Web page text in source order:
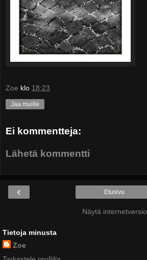
Zoe klo 18:23
Jaa muille
Ei kommentteja:
Lähetä kommentti
‹ Etusivu
Näytä internetversio
Tietoja minusta
Zoe